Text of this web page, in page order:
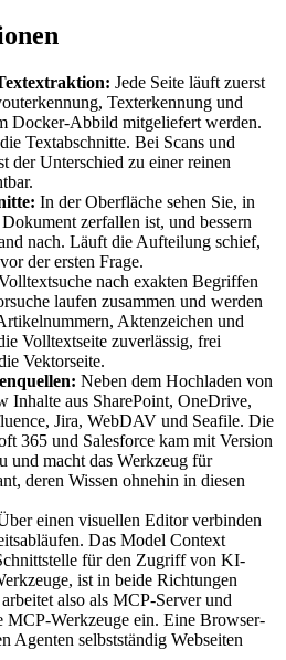
Jede Seite läuft zuerst
Texterkennung und
Docker-Abbild mitgeliefert werden.
Textabschnitte. Bei Scans und
der Unterschied zu einer reinen
In der Oberfläche sehen Sie, in
zerfallen ist, und bessern
nach. Läuft die Aufteilung schief,
der ersten Frage.
nach exakten Begriffen
laufen zusammen und werden
Aktenzeichen und
Volltextseite zuverlässig, frei
Vektorseite.
Neben dem Hochladen von
Inhalte aus SharePoint, OneDrive,
Jira, WebDAV und Seafile. Die
365 und Salesforce kam mit Version
und macht das Werkzeug für
deren Wissen ohnehin in diesen
einen visuellen Editor verbinden
Das Model Context
für den Zugriff von KI-
ist in beide Richtungen
also als MCP-Server und
MCP-Werkzeuge ein. Eine Browser-
Agenten selbstständig Webseiten